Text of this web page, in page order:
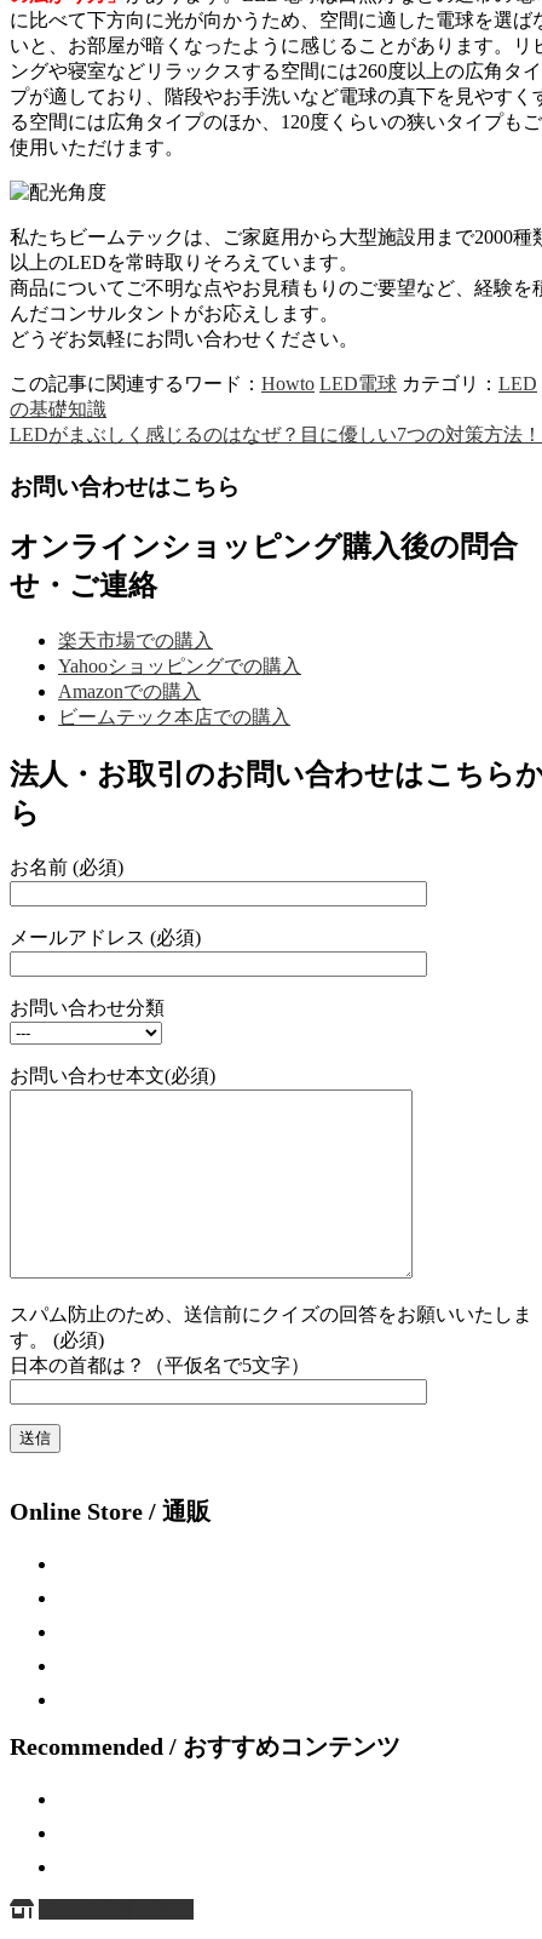
に比べて下方向に光が向かうため、空間に適した電球を選ば
いと、お部屋が暗くなったように感じることがあります。リ
ングや寝室などリラックスする空間には260度以上の広角タイ
プが適しており、階段やお手洗いなど電球の真下を見やすく
る空間には広角タイプのほか、120度くらいの狭いタイプもご
使用いただけます。
私たちビームテックは、ご家庭用から大型施設用まで2000種
以上のLEDを常時取りそろえています。
商品についてご不明な点やお見積もりのご要望など、経験を
んだコンサルタントがお応えします。
どうぞお気軽にお問い合わせください。
この記事に関連するワード： Howto LED電球 カテゴリ： LED
の基礎知識
LEDがまぶしく感じるのはなぜ？目に優しい7つの対策方法！
お問い合わせはこちら
オンラインショッピング購入後の問合
せ・ご連絡
楽天市場での購入
Yahooショッピングでの購入
Amazonでの購入
ビームテック本店での購入
法人・お取引のお問い合わせはこちら
ら
お名前 (必須)
メールアドレス (必須)
お問い合わせ分類
お問い合わせ本文(必須)
スパム防止のため、送信前にクイズの回答をお願いいたしま
す。 (必須)
日本の首都は？（平仮名で5文字）
Online Store / 通販
Recommended / おすすめコンテンツ